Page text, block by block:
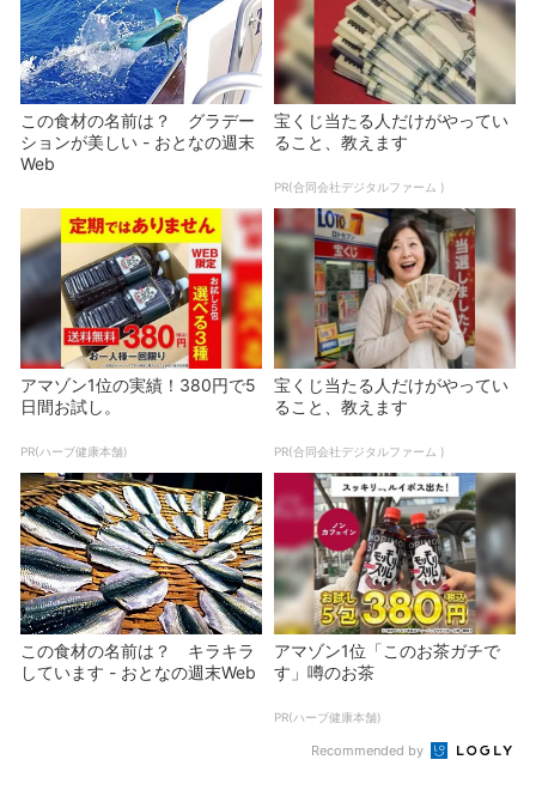
この食材の名前は？ グラデー
ションが美しい - おとなの週末
Web
宝くじ当たる人だけがやってい
ること、教えます
PR(合同会社デジタルファーム )
アマゾン1位の実績！380円で5
日間お試し。
PR(ハーブ健康本舗)
宝くじ当たる人だけがやってい
ること、教えます
PR(合同会社デジタルファーム )
この食材の名前は？ キラキラ
しています - おとなの週末Web
アマゾン1位「このお茶ガチで
す」噂のお茶
PR(ハーブ健康本舗)
Recommended by